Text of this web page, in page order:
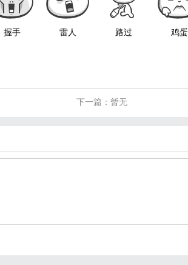
握手 雷人 路过 鸡蛋
下一篇：暂无